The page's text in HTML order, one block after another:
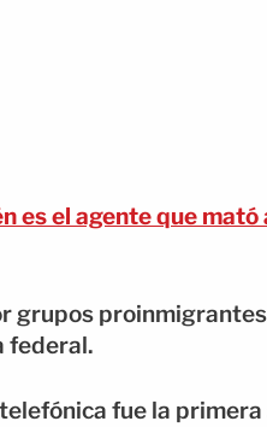
es el agente que
grupos
federal.
fue la